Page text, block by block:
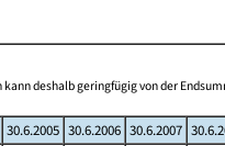
deshalb geringfügig von der
30.6.2005 30.6.2006 30.6.2007